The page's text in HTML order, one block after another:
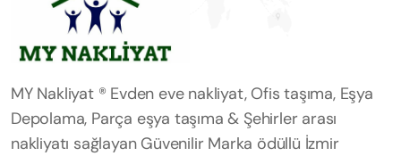
MY Nakliyat ® Evden eve nakliyat, Ofis taşıma, Eşya
Depolama, Parça eşya taşıma & Şehirler arası
nakliyatı sağlayan Güvenilir Marka ödüllü İzmir